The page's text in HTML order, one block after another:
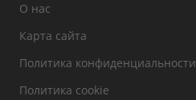
О нас
Карта сайта
Политика конфиденциальности
Политика cookie